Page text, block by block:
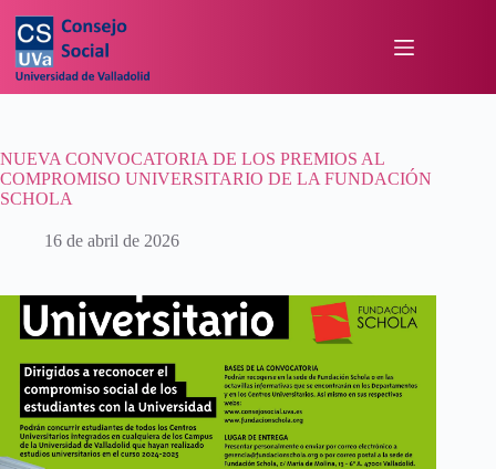
NUEVA CONVOCATORIA DE LOS PREMIOS AL
COMPROMISO UNIVERSITARIO DE LA FUNDACIÓN
SCHOLA
16 de abril de 2026